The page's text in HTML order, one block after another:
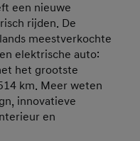
een nieuwe
rijden. De
meestverkochte
elektrische auto:
het grootste
km. Meer weten
innovatieve
en